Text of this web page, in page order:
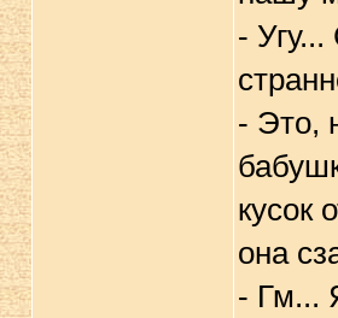
-
- Это,
кусок
она
- Гм...